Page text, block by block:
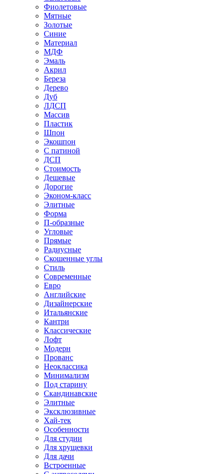
Фиолетовые
Мятные
Золотые
Синие
Материал
МДФ
Эмаль
Акрил
Береза
Дерево
Дуб
ЛДСП
Массив
Пластик
Шпон
Экошпон
С патиной
ДСП
Стоимость
Дешевые
Дорогие
Эконом-класс
Элитные
Форма
П-образные
Угловые
Прямые
Радиусные
Скошенные углы
Стиль
Современные
Евро
Английские
Дизайнерские
Итальянские
Кантри
Классические
Лофт
Модерн
Прованс
Неоклассика
Минимализм
Под старину
Скандинавские
Элитные
Эксклюзивные
Хай-тек
Особенности
Для студии
Для хрущевки
Для дачи
Встроенные